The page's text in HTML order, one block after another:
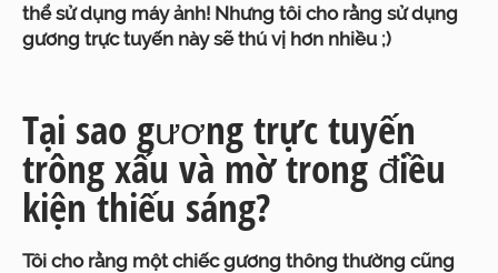
thể sử dụng máy ảnh! Nhưng tôi cho rằng sử dụng
gương trực tuyến này sẽ thú vị hơn nhiều ;)
Tại sao gương trực tuyến
trông xấu và mờ trong điều
kiện thiếu sáng?
Tôi cho rằng một chiếc gương thông thường cũng